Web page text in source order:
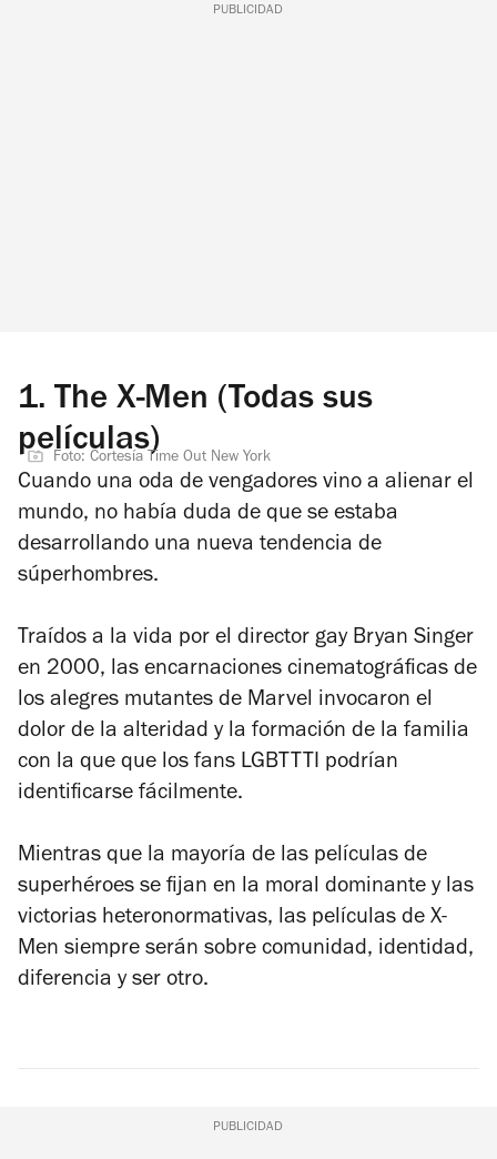
PUBLICIDAD
1. The X-Men (Todas sus
películas)
Foto: Cortesía Time Out New York
Cuando una oda de vengadores vino a alienar el
mundo, no había duda de que se estaba
desarrollando una nueva tendencia de
súperhombres.
Traídos a la vida por el director gay Bryan Singer
en 2000, las encarnaciones cinematográficas de
los alegres mutantes de Marvel invocaron el
dolor de la alteridad y la formación de la familia
con la que que los fans LGBTTTI podrían
identificarse fácilmente.
Mientras que la mayoría de las películas de
superhéroes se fijan en la moral dominante y las
victorias heteronormativas, las películas de X-
Men siempre serán sobre comunidad, identidad,
diferencia y ser otro.
PUBLICIDAD